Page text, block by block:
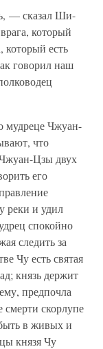
— сказал Ши-
который
который есть
говорил наш
мудреце Чжуан-
что
Цзы двух
его
реки и удил
спокойно
следить за
Чу есть святая
князь держит
предпочла
смерти скорлупе
в живых и
князя Чу